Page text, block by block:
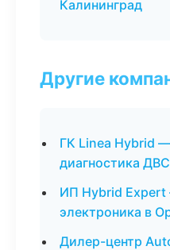
Калининград
Другие
ГК Linea Hybrid
диагностика
ИП Hybrid
электроника в
Дилер-центр